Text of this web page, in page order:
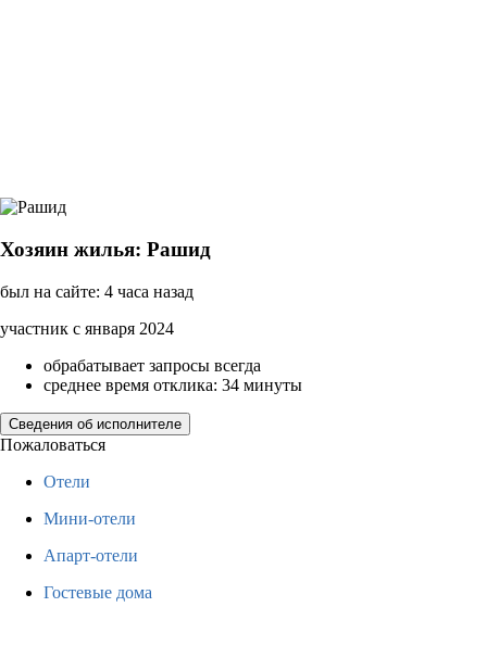
Хозяин жилья: Рашид
был на сайте: 4 часа назад
участник с января 2024
обрабатывает запросы всегда
среднее время отклика: 34 минуты
Сведения об исполнителе
Пожаловаться
Отели
Мини-отели
Апарт-отели
Гостевые дома